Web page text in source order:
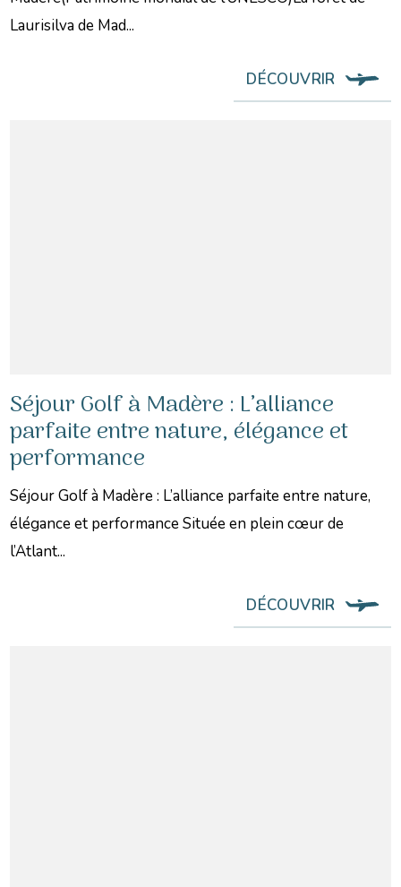
Laurisilva de Mad...
DÉCOUVRIR
Séjour Golf à Madère : L’alliance
parfaite entre nature, élégance et
performance
Séjour Golf à Madère : L’alliance parfaite entre nature,
élégance et performance Située en plein cœur de
l’Atlant...
DÉCOUVRIR